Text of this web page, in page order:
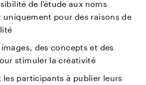
de l'étude aux noms
pour des raisons de
des concepts et des
stimuler la créativité
les participants à publier leurs